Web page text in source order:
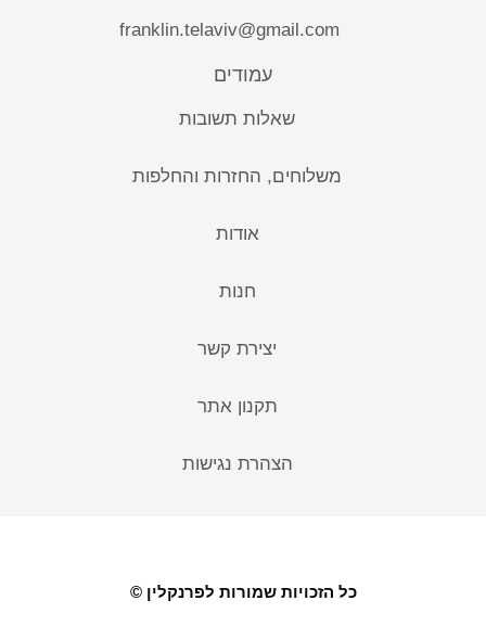
franklin.telaviv@gmail.com
עמודים
שאלות תשובות
משלוחים, החזרות והחלפות
אודות
חנות
יצירת קשר
תקנון אתר
הצהרת נגישות
כל הזכויות שמורות לפרנקלין ©